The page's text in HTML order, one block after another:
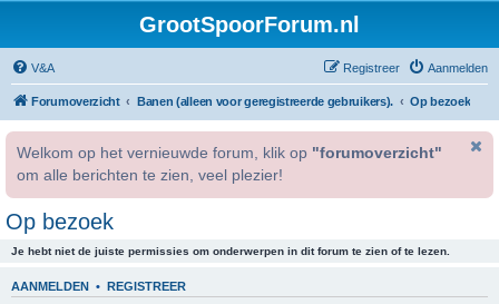
GrootSpoorForum.nl
V&A Aanmelden
Registreer
Forumoverzicht Banen (alleen voor geregistreerde gebruikers). Op bezoek
Welkom op het vernieuwde forum, klik op "forumoverzicht"
om alle berichten te zien, veel plezier!
Op bezoek
Je hebt niet de juiste permissies om onderwerpen in dit forum te zien of te lezen.
AANMELDEN • REGISTREER